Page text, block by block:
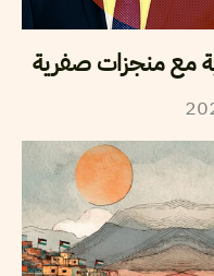
مع منجزات صفرية